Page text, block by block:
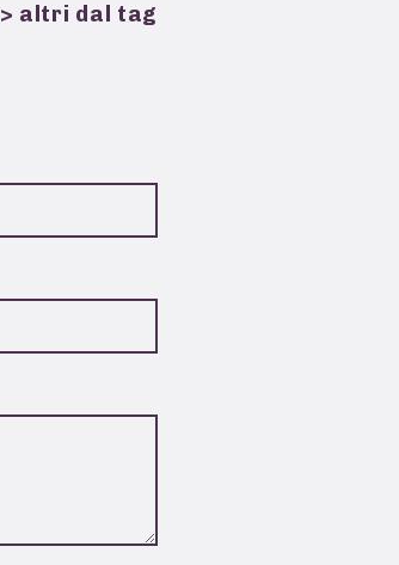
> altri dal tag